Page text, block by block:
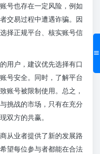
号也存在一定风险，例如
交易过程中遭遇诈骗。因
择正规平台、核实账号信
用户，建议优先选择有口
号安全。同时，了解平台
账号被限制使用。总之，
挑战的市场，只有在充分
双方的共赢。
从业者提供了新的发展路
望每位参与者都能在合法